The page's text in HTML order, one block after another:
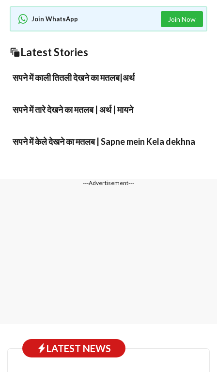
Join WhatsApp Join Now
Latest Stories
सपने में काली तितली देखने का मतलब|अर्थ
सपने में तारे देखने का मतलब | अर्थ | मायने
सपने में केले देखने का मतलब | Sapne mein Kela dekhna
---Advertisement---
LATEST NEWS